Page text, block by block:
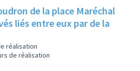
de la place Maréchal
liés entre eux par de la
réalisation
de réalisation